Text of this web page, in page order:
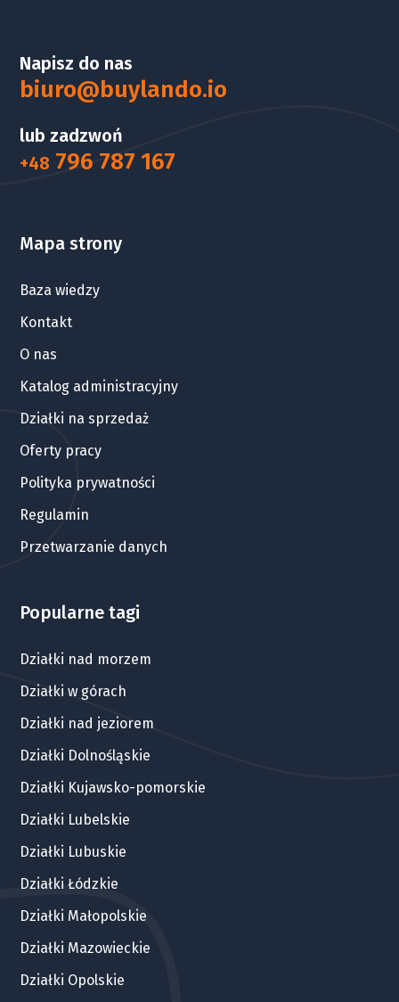
Napisz do nas
biuro@buylando.io
lub zadzwoń
+48 796 787 167
Mapa strony
Baza wiedzy
Kontakt
O nas
Katalog administracyjny
Działki na sprzedaż
Oferty pracy
Polityka prywatności
Regulamin
Przetwarzanie danych
Popularne tagi
Działki nad morzem
Działki w górach
Działki nad jeziorem
Działki Dolnośląskie
Działki Kujawsko-pomorskie
Działki Lubelskie
Działki Lubuskie
Działki Łódzkie
Działki Małopolskie
Działki Mazowieckie
Działki Opolskie